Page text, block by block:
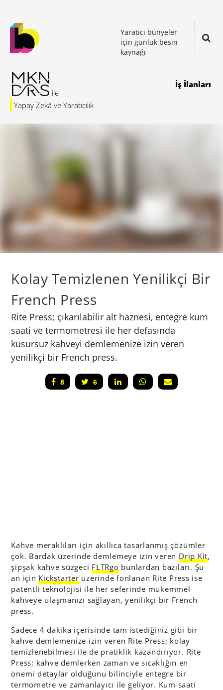
Yaratıcı bünyeler
için günlük besin
kaynağı
Yapay Zekâ ve Yaratıcılık
İş İlanları
Kolay Temizlenen Yenilikçi Bir
French Press
Rite Press; çıkarılabilir alt haznesi, entegre kum
saati ve termometresi ile her defasında
kusursuz kahveyi demlemenize izin veren
yenilikçi bir French press.
8 6
Kahve meraklıları için akıllıca tasarlanmış çözümler
çok. Bardak üzerinde demlemeye izin veren Drip Kit,
şipşak kahve süzgeci FLTRgo bunlardan bazıları. Şu
an için Kickstarter üzerinde fonlanan Rite Press ise
patentli teknolojisi ile her seferinde mükemmel
kahveye ulaşmanızı sağlayan, yenilikçi bir French
press.
Sadece 4 dakika içerisinde tam istediğiniz gibi bir
kahve demlemenize izin veren Rite Press; kolay
temizlenebilmesi ile de pratiklik kazandırıyor. Rite
Press; kahve demlerken zaman ve sıcaklığın en
önemi detaylar olduğunu bilinciyle entegre bir
termometre ve zamanlayıcı ile geliyor. Kum saati